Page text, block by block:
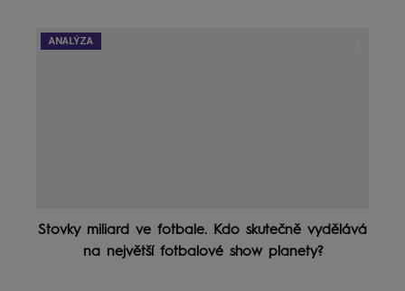
ANALÝZA
Stovky miliard ve fotbale. Kdo skutečně vydělává
na největší fotbalové show planety?